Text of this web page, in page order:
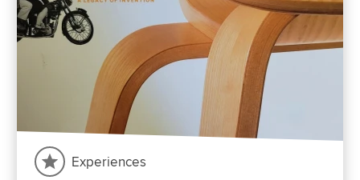
Experiences